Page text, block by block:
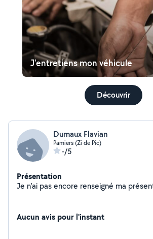
J'entretiens mon véhicule
Découvrir
Dumaux Flavian
Pamiers (Zi de Pic)
-/5
Présentation
Je n'ai pas encore
Aucun avis pour l'instant